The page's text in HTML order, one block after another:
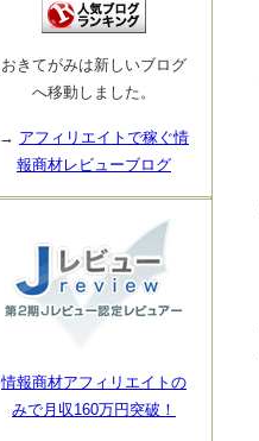
おきてがみは新しいブログ
へ移動しました。
→ アフィリエイトで稼ぐ情
報商材レビューブログ
情報商材アフィリエイトの
みで月収160万円突破！